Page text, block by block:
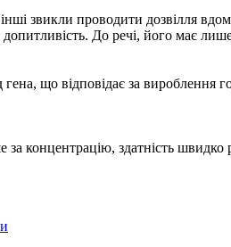
звикли проводити дозвілля
допитливість. До речі, його має
гена, що відповідає за
за концентрацію, здатність